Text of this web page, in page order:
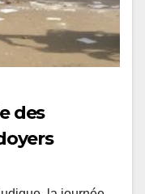
des